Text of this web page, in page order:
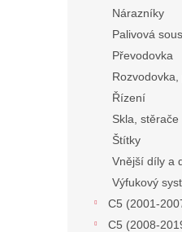
Nárazníky
Palivová
Převodovka
Řízení
Skla, stěrače
Štítky
Vnější díly a
Výfukový
C5 (2001-
C5 (2008-